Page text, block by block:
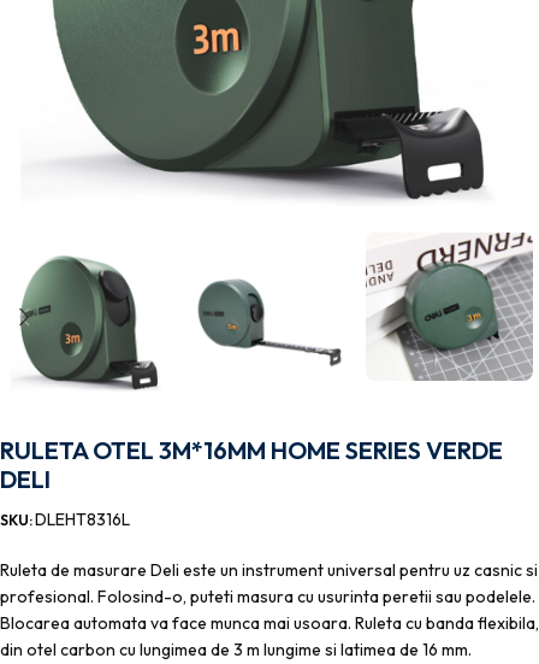
RULETA OTEL 3M*16MM HOME SERIES VERDE
DELI
SKU:DLEHT8316L
Ruleta de masurare Deli este un instrument universal pentru uz casnic si
profesional. Folosind-o, puteti masura cu usurinta peretii sau podelele.
Blocarea automata va face munca mai usoara. Ruleta cu banda flexibila,
din otel carbon cu lungimea de 3 m lungime si latimea de 16 mm.